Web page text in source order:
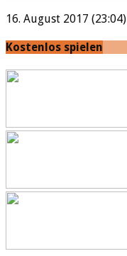
16. August 2017 (23:04)
Kostenlos spielen